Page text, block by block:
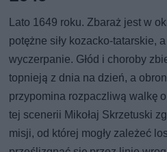
Lato 1649 roku. Zbaraż jest w
potężne siły kozacko-tatarskie,
wyczerpanie. Głód i choroby
topnieją z dnia na dzień, a
przypomina rozpaczliwą walkę
tej scenerii Mikołaj Skrzetuski
misji, od której mogły zależeć